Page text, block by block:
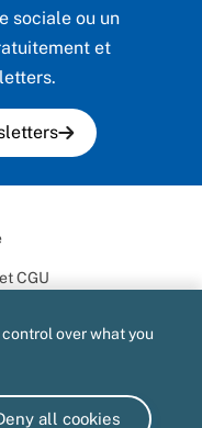
sociale ou un
et
CGU
conforme
over what you
all cookies